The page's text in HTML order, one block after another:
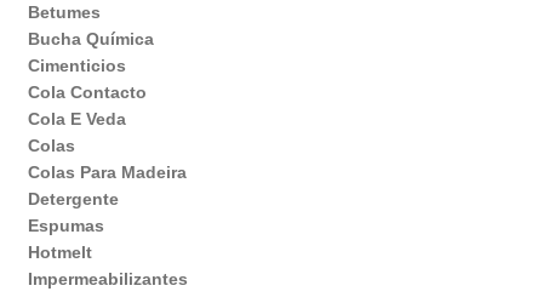
Betumes
Bucha Química
Cimenticios
Cola Contacto
Cola E Veda
Colas
Colas Para Madeira
Detergente
Espumas
Hotmelt
Impermeabilizantes